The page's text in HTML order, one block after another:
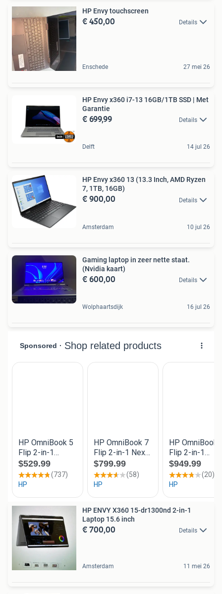
HP Envy touchscreen
€ 450,00 Details
Enschede 27 mei 26
HP Envy x360 i7-13 16GB/1TB SSD | Met
Garantie
€ 699,99 Details
Delft 14 jul 26
HP Envy x360 13 (13.3 Inch, AMD Ryzen
7, 1TB, 16GB)
€ 900,00 Details
Amsterdam 10 jul 26
Gaming laptop in zeer nette staat.
(Nvidia kaart)
€ 600,00 Details
Wolphaartsdijk 16 jul 26
HP ENVY X360 15-dr1300nd 2-in-1
Laptop 15.6 inch
€ 700,00 Details
Amsterdam 11 mei 26